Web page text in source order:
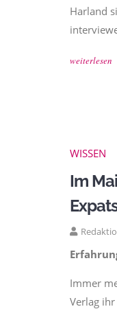
Harland
weiterlesen
WISSEN
Im
Immer
Verlag